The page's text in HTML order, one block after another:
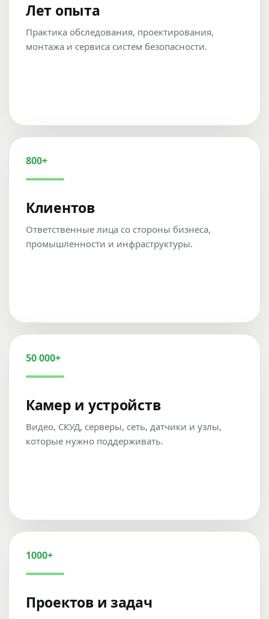
Лет опыта
Практика обследования, проектирования,
монтажа и сервиса систем безопасности.
800+
Клиентов
Ответственные лица со стороны бизнеса,
промышленности и инфраструктуры.
50 000+
Камер и устройств
Видео, СКУД, серверы, сеть, датчики и узлы,
которые нужно поддерживать.
1000+
Проектов и задач